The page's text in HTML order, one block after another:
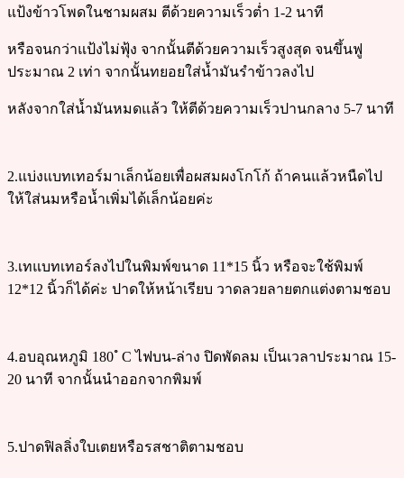
แป้งข้าวโพดในชามผสม ตีด้วยความเร็วต่ำ 1-2 นาที
หรือจนกว่าแป้งไม่ฟุ้ง จากนั้นตีด้วยความเร็วสูงสุด จนขึ้นฟู
ประมาณ 2 เท่า จากนั้นทยอยใส่น้ำมันรำข้าวลงไป
หลังจากใส่น้ำมันหมดแล้ว ให้ตีด้วยความเร็วปานกลาง 5-7 นาที
2.แบ่งแบทเทอร์มาเล็กน้อยเพื่อผสมผงโกโก้ ถ้าคนแล้วหนืดไป
ให้ใส่นมหรือน้ำเพิ่มได้เล็กน้อยค่ะ
3.เทแบทเทอร์ลงไปในพิมพ์ขนาด 11*15 นิ้ว หรือจะใช้พิมพ์
12*12 นิ้วก็ได้ค่ะ ปาดให้หน้าเรียบ วาดลวยลายตกแต่งตามชอบ
4.อบอุณหภูมิ 180 ํ C ไฟบน-ล่าง ปิดพัดลม เป็นเวลาประมาณ 15-
20 นาที จากนั้นนำออกจากพิมพ์
5.ปาดฟิลลิ่งใบเตยหรือรสชาติตามชอบ